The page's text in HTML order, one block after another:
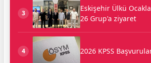
3
Eskişehir Ülkü
26 Grup'a ziyaret
4 2026 KPSS